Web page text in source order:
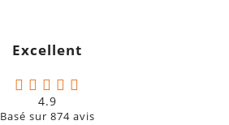
Excellent
4.9
Basé sur 874avis